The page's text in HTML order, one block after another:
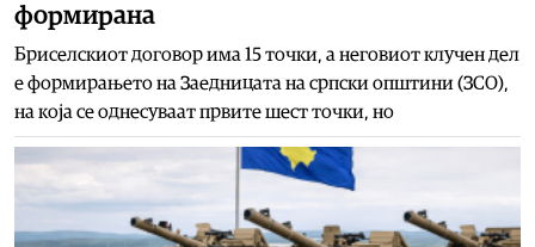
формиранa
Бриселскиот договор има 15 точки, а неговиот клучен дел
е формирањето на Заедницата на српски општини (ЗСО),
на која се однесуваат првите шест точки, но